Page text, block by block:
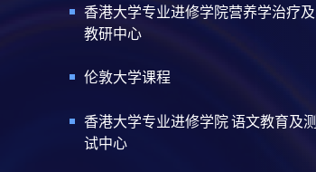
香港大学专业进修学院营养学治疗及
教研中心
伦敦大学课程
香港大学专业进修学院 语文教育及测
试中心